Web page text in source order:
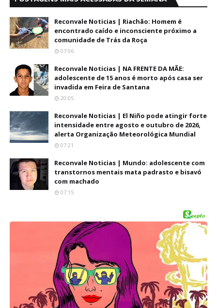
Reconvale Noticias | Riachão: Homem é
encontrado caído e inconsciente próximo a
comunidade de Trás da Roça
07:06
Reconvale Noticias | NA FRENTE DA MÃE:
adolescente de 15 anos é morto após casa ser
invadida em Feira de Santana
20:05
Reconvale Noticias | El Niño pode atingir forte
intensidade entre agosto e outubro de 2026,
alerta Organização Meteorológica Mundial
07:21
Reconvale Noticias | Mundo: adolescente com
transtornos mentais mata padrasto e bisavó
com machado
07:15